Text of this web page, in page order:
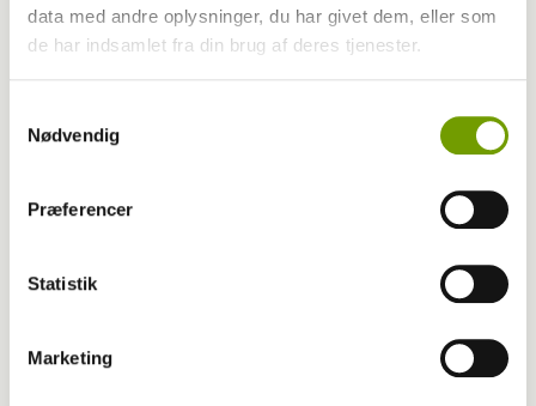
data med andre oplysninger, du har givet dem, eller som
de har indsamlet fra din brug af deres tjenester.
Nødvendig
Præferencer
Statistik
Marketing